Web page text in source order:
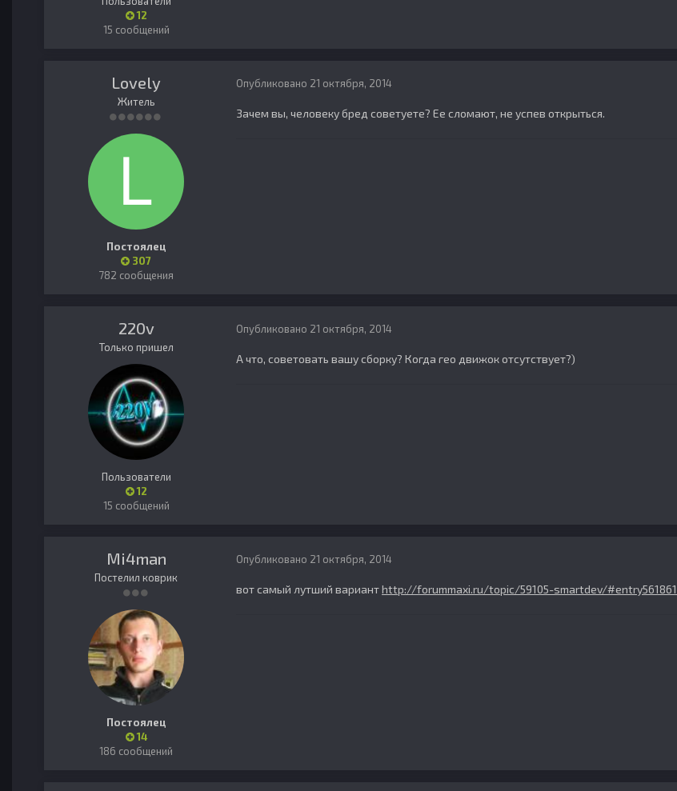
12
15 сообщений
Lovely
Житель
Постоялец
307
782 сообщения
Опубликовано 21 октября, 2014
Зачем вы, человеку бред советуете? Ее сломают, не успев открыться.
220v
Только пришел
Пользователи
12
15 сообщений
Опубликовано 21 октября, 2014
А что, советовать вашу сборку? Когда гео движок отсутствует?)
Mi4man
Постелил коврик
Постоялец
14
186 сообщений
Опубликовано 21 октября, 2014
вот самый лутший вариантhttp://forummaxi.ru/topic/59105-smartdev/#entry561861